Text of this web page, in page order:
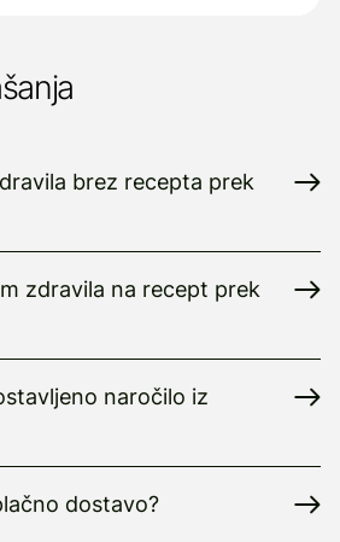
brez recepta prek
zdravila na recept prek
naročilo iz
dostavo?